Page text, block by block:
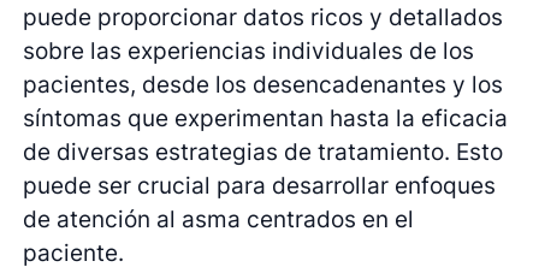
puede proporcionar datos ricos y detallados
sobre las experiencias individuales de los
pacientes, desde los desencadenantes y los
síntomas que experimentan hasta la eficacia
de diversas estrategias de tratamiento. Esto
puede ser crucial para desarrollar enfoques
de atención al asma centrados en el
paciente.